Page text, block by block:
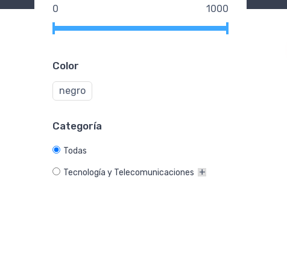
0 1000
Color
negro
Categoría
Todas
Tecnología y Telecomunicaciones